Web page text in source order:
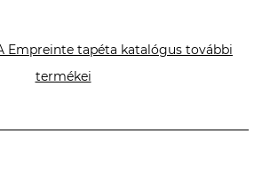
Empreinte tapéta katalógus további
termékei